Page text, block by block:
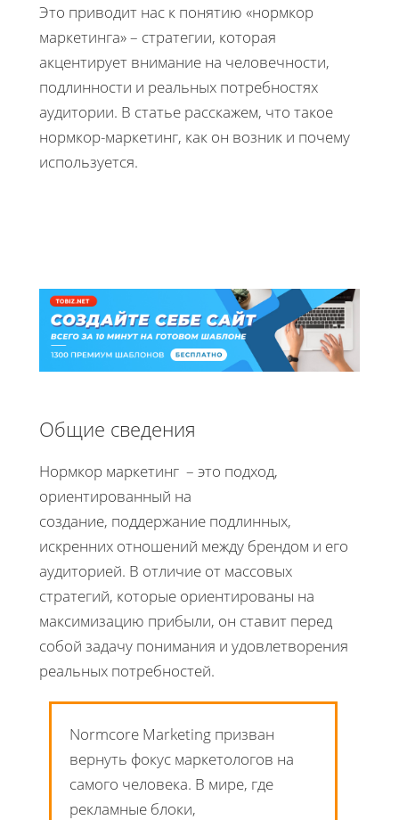
Это приводит нас к понятию «нормкор
маркетинга» – стратегии, которая
акцентирует внимание на человечности,
подлинности и реальных потребностях
аудитории. В статье расскажем, что такое
нормкор-маркетинг, как он возник и почему
используется.
Общие сведения
Нормкор маркетинг – это подход,
ориентированный на
создание, поддержание подлинных,
искренних отношений между брендом и его
аудиторией. В отличие от массовых
стратегий, которые ориентированы на
максимизацию прибыли, он ставит перед
собой задачу понимания и удовлетворения
реальных потребностей.
Normcore Marketing призван
вернуть фокус маркетологов на
самого человека. В мире, где
рекламные блоки,